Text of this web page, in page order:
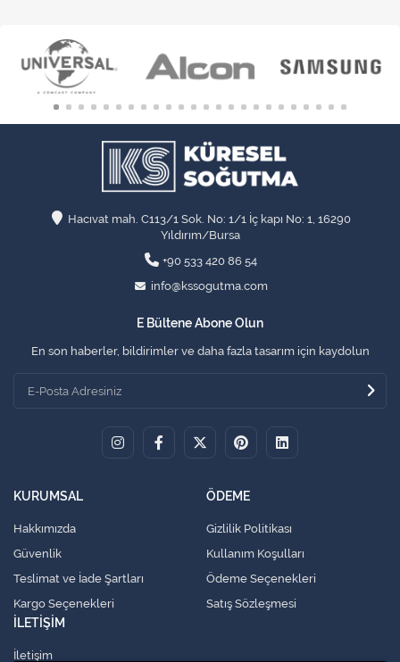
Hacıvat mah. C113/1 Sok. No: 1/1 İç kapı No: 1, 16290
Yıldırım/Bursa
+90 533 420 86 54
info@kssogutma.com
E Bültene Abone Olun
En son haberler, bildirimler ve daha fazla tasarım için kaydolun
KURUMSAL
Hakkımızda
Güvenlik
Teslimat ve İade Şartları
Kargo Seçenekleri
ÖDEME
Gizlilik Politikası
Kullanım Koşulları
Ödeme Seçenekleri
Satış Sözleşmesi
İLETİŞİM
İletişim